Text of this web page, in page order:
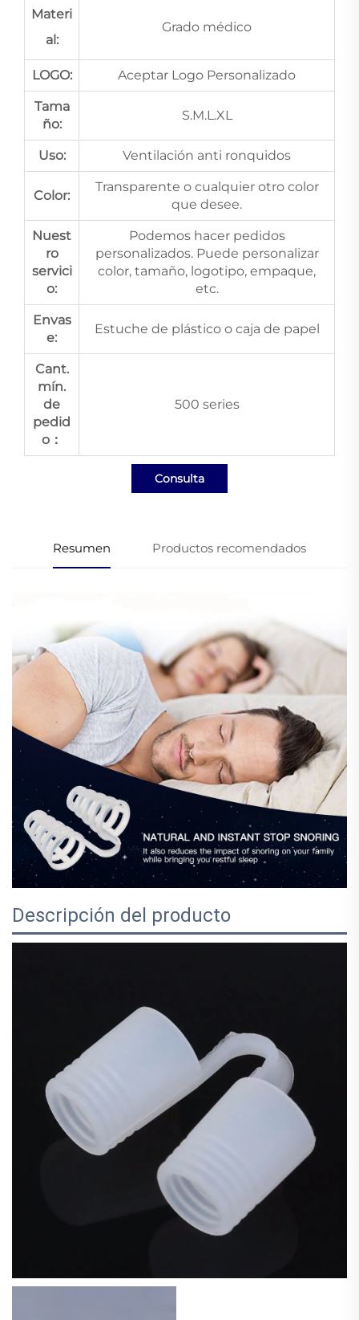
Materi
al:
Grado médico
LOGO: Aceptar Logo Personalizado
Tama
ño:
S.M.L.XL
Uso: Ventilación anti ronquidos
Color:
Transparente o cualquier otro color
que desee.
Nuest
ro
servici
o:
Podemos hacer pedidos
personalizados. Puede personalizar
color, tamaño, logotipo, empaque,
etc.
Envas
e:
Estuche de plástico o caja de papel
Cant.
mín.
de
pedid
o：
500 series
Consulta
Resumen Productos recomendados
Descripción del producto